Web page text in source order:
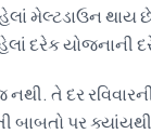
મેલ્ટડાઉન
દરેક યોજનાની
તે દર
બાબતો પર